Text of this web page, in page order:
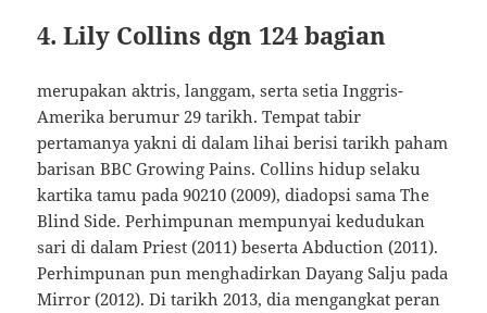
4. Lily Collins dgn 124 bagian
merupakan aktris, langgam, serta setia Inggris-
Amerika berumur 29 tarikh. Tempat tabir
pertamanya yakni di dalam lihai berisi tarikh paham
barisan BBC Growing Pains. Collins hidup selaku
kartika tamu pada 90210 (2009), diadopsi sama The
Blind Side. Perhimpunan mempunyai kedudukan
sari di dalam Priest (2011) beserta Abduction (2011).
Perhimpunan pun menghadirkan Dayang Salju pada
Mirror (2012). Di tarikh 2013, dia mengangkat peran